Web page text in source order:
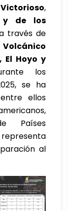
,
y de los
través de
El Hoyo y
los
se ha
entre ellos
Países
al